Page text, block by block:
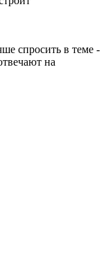
спросить в теме -
на